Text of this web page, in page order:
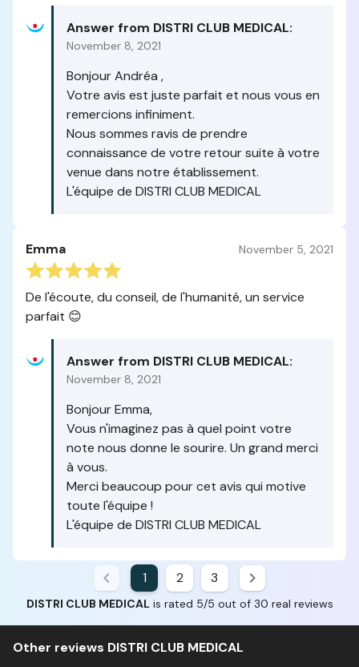
Answer from DISTRI CLUB MEDICAL:
November 8, 2021
Bonjour Andréa ,
Votre avis est juste parfait et nous vous en
remercions infiniment.
Nous sommes ravis de prendre
connaissance de votre retour suite à votre
venue dans notre établissement.
L'équipe de DISTRI CLUB MEDICAL
Emma November 5, 2021
De l'écoute, du conseil, de l'humanité, un service
parfait 😊
Answer from DISTRI CLUB MEDICAL:
November 8, 2021
Bonjour Emma,
Vous n'imaginez pas à quel point votre
note nous donne le sourire. Un grand merci
à vous.
Merci beaucoup pour cet avis qui motive
toute l'équipe !
L'équipe de DISTRI CLUB MEDICAL
1 2 3
DISTRI CLUB MEDICAL is rated 5/5 out of 30 real reviews
Other reviews DISTRI CLUB MEDICAL